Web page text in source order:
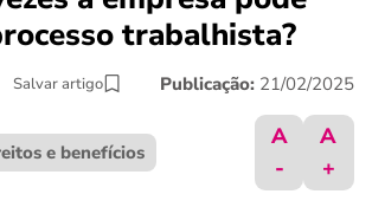
trabalhista​?
Salvar artigo Publicação: 21/02/2025
e benefícios
A
-
A
+